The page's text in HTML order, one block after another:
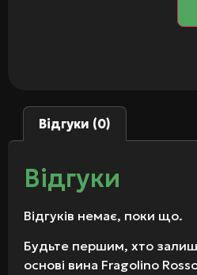
Відгуки (0)
Відгуки
Відгуків немає, поки що.
Будьте першим, хто
основі вина Fragolino